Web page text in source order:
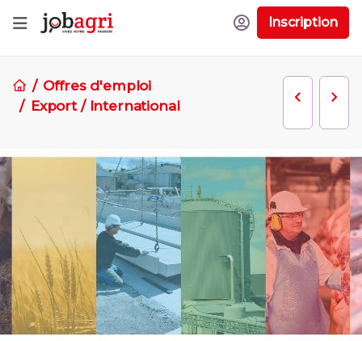
Inscription
Offres d'emploi
Export / International